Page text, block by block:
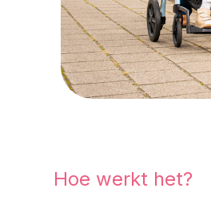
Hoe werkt het?